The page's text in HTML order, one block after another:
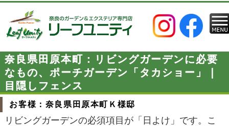
奈良県田原本町：リビングガーデンに必要
なもの、ポーチガーデン「タカショー」｜
目隠しフェンス
お客様：奈良県田原本町Ｋ様邸
リビングガーデンの必須項目が「日よけ」です。こ